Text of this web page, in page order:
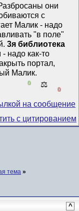
они
с
Малик - надо
"в поле"
3я библиотека
надо как-то
портал,
Малик.
0 ⚖️
0
тема »
^